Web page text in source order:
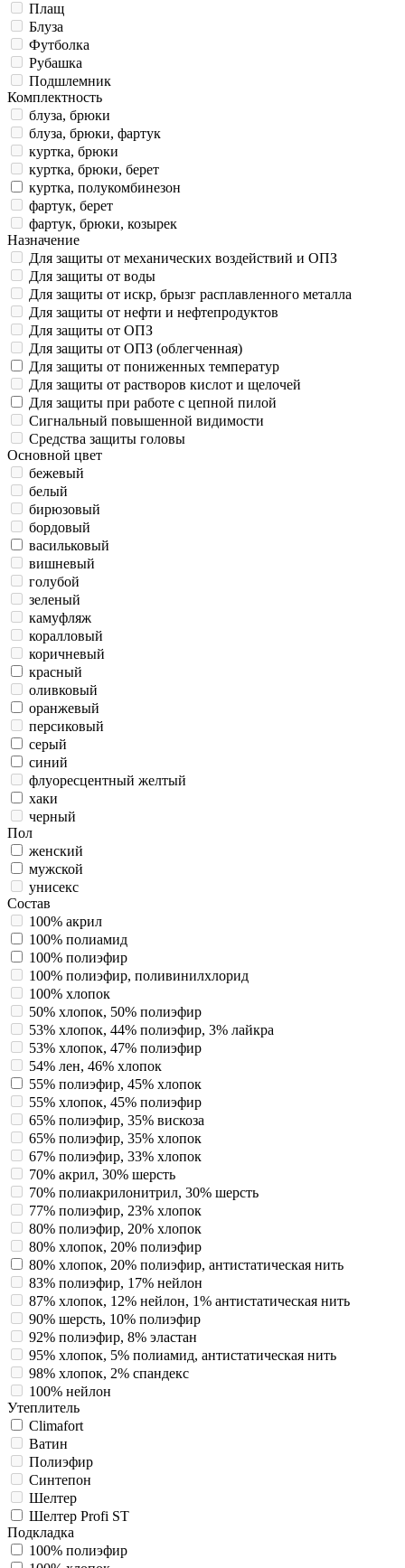
Плащ
Блуза
Футболка
Рубашка
Подшлемник
Комплектность
блуза, брюки
блуза, брюки, фартук
куртка, брюки
куртка, брюки, берет
куртка, полукомбинезон
фартук, берет
фартук, брюки, козырек
Назначение
Для защиты от механических воздействий и ОПЗ
Для защиты от воды
Для защиты от искр, брызг расплавленного металла
Для защиты от нефти и нефтепродуктов
Для защиты от ОПЗ
Для защиты от ОПЗ (облегченная)
Для защиты от пониженных температур
Для защиты от растворов кислот и щелочей
Для защиты при работе с цепной пилой
Сигнальный повышенной видимости
Средства защиты головы
Основной цвет
бежевый
белый
бирюзовый
бордовый
васильковый
вишневый
голубой
зеленый
камуфляж
коралловый
коричневый
красный
оливковый
оранжевый
персиковый
серый
синий
флуоресцентный желтый
хаки
черный
Пол
женский
мужской
унисекс
Состав
100% акрил
100% полиамид
100% полиэфир
100% полиэфир, поливинилхлорид
100% хлопок
50% хлопок, 50% полиэфир
53% хлопок, 44% полиэфир, 3% лайкра
53% хлопок, 47% полиэфир
54% лен, 46% хлопок
55% полиэфир, 45% хлопок
55% хлопок, 45% полиэфир
65% полиэфир, 35% вискоза
65% полиэфир, 35% хлопок
67% полиэфир, 33% хлопок
70% акрил, 30% шерсть
70% полиакрилонитрил, 30% шерсть
77% полиэфир, 23% хлопок
80% полиэфир, 20% хлопок
80% хлопок, 20% полиэфир
80% хлопок, 20% полиэфир, антистатическая нить
83% полиэфир, 17% нейлон
87% хлопок, 12% нейлон, 1% антистатическая нить
90% шерсть, 10% полиэфир
92% полиэфир, 8% эластан
95% хлопок, 5% полиамид, антистатическая нить
98% хлопок, 2% спандекс
100% нейлон
Утеплитель
Climafort
Ватин
Полиэфир
Синтепон
Шелтер
Шелтер Profi ST
Подкладка
100% полиэфир